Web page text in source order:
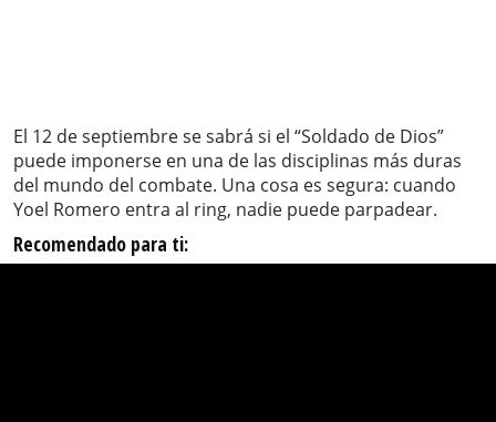
El 12 de septiembre se sabrá si el “Soldado de Dios”
puede imponerse en una de las disciplinas más duras
del mundo del combate. Una cosa es segura: cuando
Yoel Romero entra al ring, nadie puede parpadear.
Recomendado para ti: